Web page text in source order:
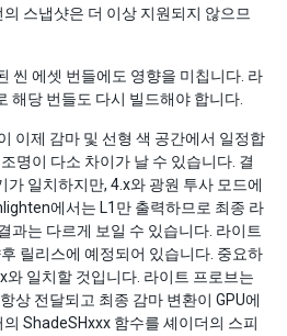
스냅샷은 더 이상 지원되지 않으므
씬 에셋 번들에도 영향을 미칩니다. 라
해당 번들도 다시 빌드해야 합니다.
이제 감마 및 선형 색 공간에서 일정합
명이 다소 차이가 날 수 있습니다. 결
가 일치하지만, 4.x와 광원 투사 모드에
에서는 L1만 출력하므로 최종 라
과는 다르게 보일 수 있습니다. 라이트
릴리스에 예정되어 있습니다. 중요하
와 일치할 것입니다. 라이트 프로브는
상 전달되고 최종 감마 변환이 GPU에
ShadeSHxxx 함수를 셰이더의 스피